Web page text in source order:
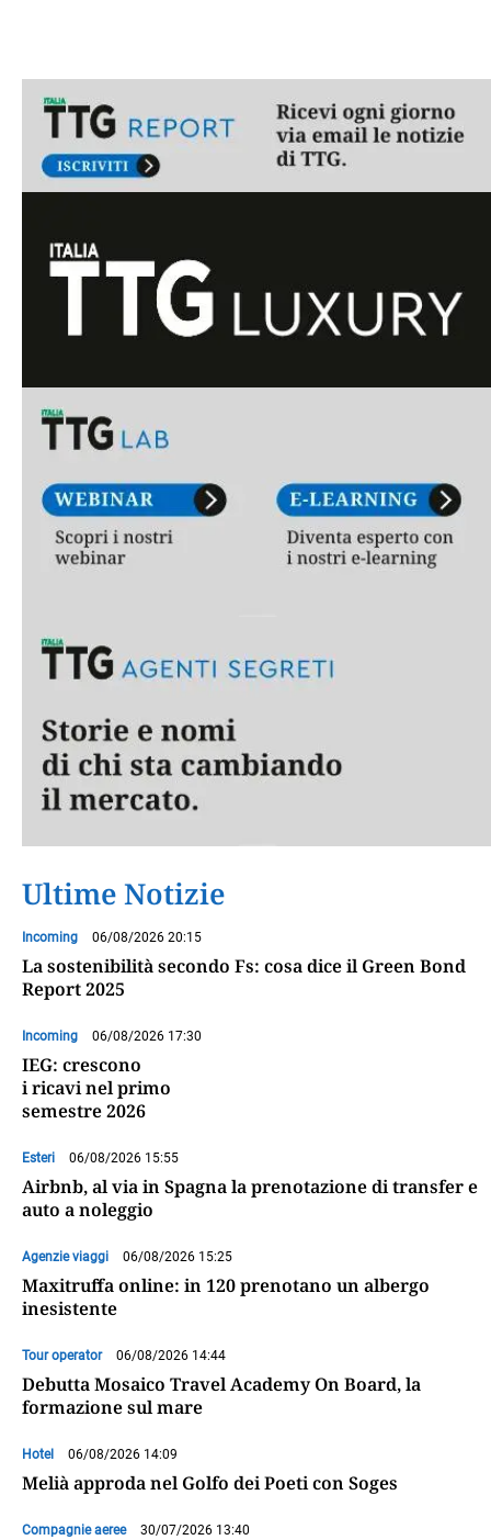
Ultime Notizie
Incoming 06/08/2026 20:15
La sostenibilità secondo Fs: cosa dice il Green Bond
Report 2025
Incoming 06/08/2026 17:30
IEG: crescono
i ricavi nel primo
semestre 2026
Esteri 06/08/2026 15:55
Airbnb, al via in Spagna la prenotazione di transfer e
auto a noleggio
Agenzie viaggi 06/08/2026 15:25
Maxitruffa online: in 120 prenotano un albergo
inesistente
Tour operator 06/08/2026 14:44
Debutta Mosaico Travel Academy On Board, la
formazione sul mare
Hotel 06/08/2026 14:09
Melià approda nel Golfo dei Poeti con Soges
Compagnie aeree 30/07/2026 13:40